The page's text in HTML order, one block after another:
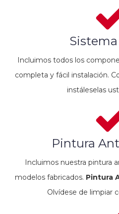
Incluimos todos los
completa y fácil instalación.
instáleselas
Pintura
Incluimos nuestra pintura
modelos fabricados. Pintura
Olvídese de limpiar